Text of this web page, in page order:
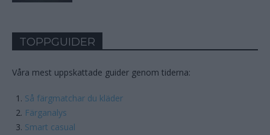
TOPPGUIDER
Våra mest uppskattade guider genom tiderna:
Så färgmatchar du kläder
Färganalys
Smart casual